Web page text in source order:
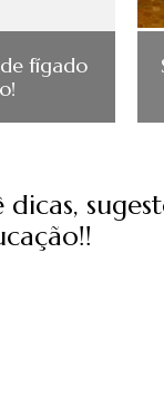
fígado